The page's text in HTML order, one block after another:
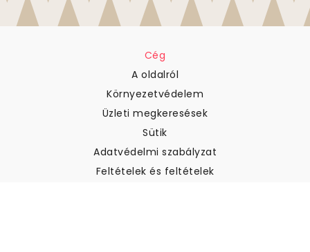
Cég
A oldalról
Környezetvédelem
Üzleti megkeresések
Sütik
Adatvédelmi szabályzat
Feltételek és feltételek